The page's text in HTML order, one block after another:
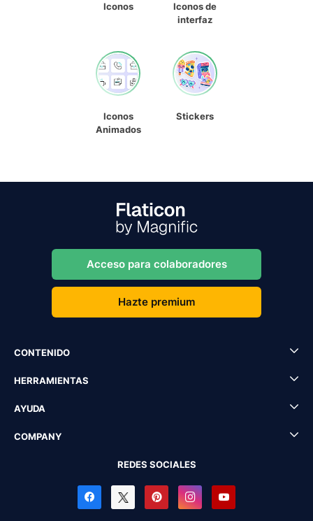
Iconos
Iconos de
interfaz
Iconos
Animados
Stickers
Acceso para colaboradores
Hazte premium
CONTENIDO
HERRAMIENTAS
AYUDA
COMPANY
REDES SOCIALES